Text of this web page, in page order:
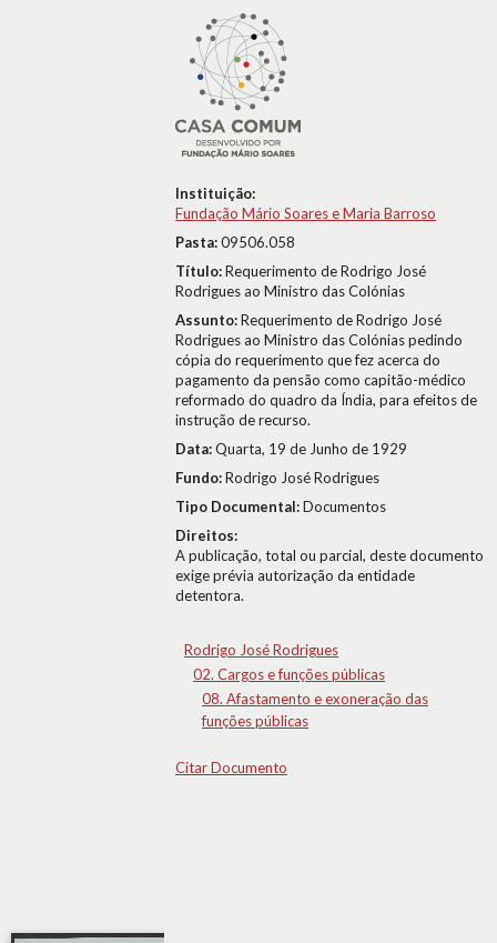
Instituição:
Fundação Mário Soares e Maria Barroso
Pasta:09506.058
Título:Requerimento de Rodrigo José
Rodrigues ao Ministro das Colónias
Assunto:Requerimento de Rodrigo José
Rodrigues ao Ministro das Colónias pedindo
cópia do requerimento que fez acerca do
pagamento da pensão como capitão-médico
reformado do quadro da Índia, para efeitos de
instrução de recurso.
Data:Quarta, 19 de Junho de 1929
Fundo:Rodrigo José Rodrigues
Tipo Documental:Documentos
Direitos:
A publicação, total ou parcial, deste documento
exige prévia autorização da entidade
detentora.
Rodrigo José Rodrigues
02. Cargos e funções públicas
08. Afastamento e exoneração das
funções públicas
Citar Documento